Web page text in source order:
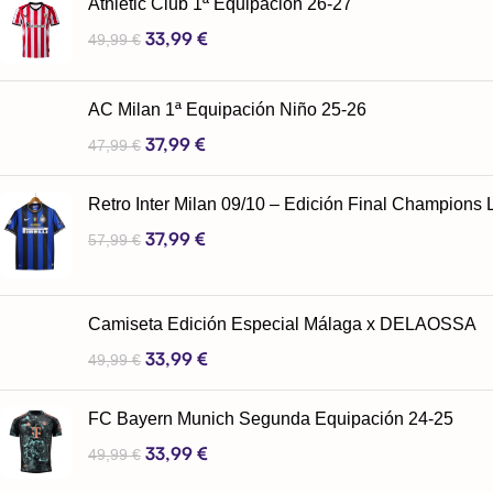
49,99€ 33,99 €
AC Milan 1ª Equipación Niño 25-26
47,99€ 37,99 €
Retro Inter Milan 09/10 – Edición Final Champions
57,99€ 37,99 €
Camiseta Edición Especial Málaga x DELAOSSA
49,99€ 33,99 €
FC Bayern Munich Segunda Equipación 24-25
49,99€ 33,99 €